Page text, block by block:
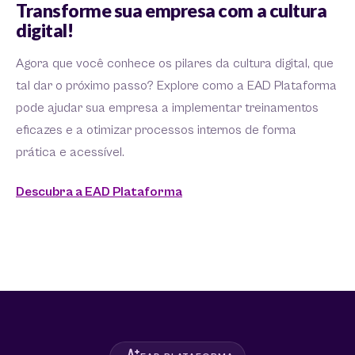
Transforme sua empresa com a cultura
digital!
Agora que você conhece os pilares da cultura digital, que
tal dar o próximo passo? Explore como a EAD Plataforma
pode ajudar sua empresa a implementar treinamentos
eficazes e a otimizar processos internos de forma
prática e acessível.
Descubra a EAD Plataforma